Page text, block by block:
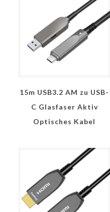
15m USB3.2 AM zu USB-
C Glasfaser Aktiv
Optisches Kabel